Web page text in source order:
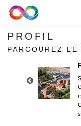
PROFIL
PARCOUREZ